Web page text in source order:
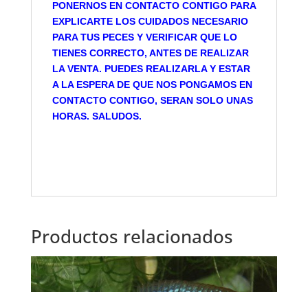
PONERNOS EN CONTACTO CONTIGO PARA
EXPLICARTE LOS CUIDADOS NECESARIO
PARA TUS PECES Y VERIFICAR QUE LO
TIENES CORRECTO, ANTES DE REALIZAR
LA VENTA. PUEDES REALIZARLA Y ESTAR
A LA ESPERA DE QUE NOS PONGAMOS EN
CONTACTO CONTIGO, SERAN SOLO UNAS
HORAS. SALUDOS.
Productos relacionados